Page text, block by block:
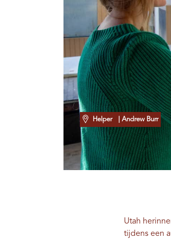
Helper | Andrew Burr
Utah
tijdens een